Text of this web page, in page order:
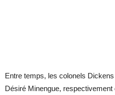
Entre temps, les colonels
Désiré Minengue, respectivement